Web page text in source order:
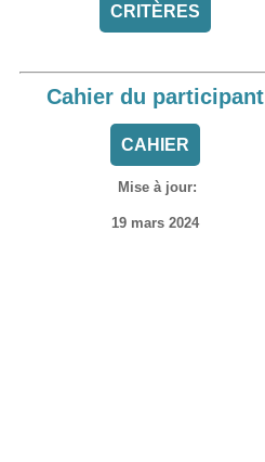
CRITÈRES
Cahier du participant
CAHIER
Mise à jour:
19 mars 2024